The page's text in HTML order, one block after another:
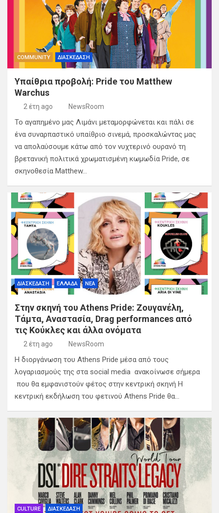
COMMUNITY ΔΙΑΣΚΕΔΑΣΗ
Υπαίθρια προβολή: Pride του Matthew
Warchus
2 έτη ago NewsRoom
Το αγαπημένο μας Λιμάνι μεταμορφώνεται και πάλι σε
ένα συναρπαστικό υπαίθριο σινεμά, προσκαλώντας μας
να απολαύσουμε κάτω από τον νυχτερινό ουρανό τη
βρετανική πολιτικά χρωματισμένη κωμωδία Pride, σε
σκηνοθεσία Matthew…
ΔΙΑΣΚΕΔΑΣΗ ΕΛΛΑΔΑ ΝΕΑ
Στην σκηνή του Athens Pride: Ζουγανέλη,
Τάμτα, Αναστασία, Drag performances από
τις Κούκλες και άλλα ονόματα
2 έτη ago NewsRoom
H διοργάνωση του Athens Pride μέσα από τους
λογαριασμούς της στα social media ανακοίνωσε σήμερα
που θα εμφανιστούν φέτος στην κεντρική σκηνή H
κεντρική εκδήλωση του φετινού Athens Pride θα…
CULTURE ΔΙΑΣΚΕΔΑΣΗ